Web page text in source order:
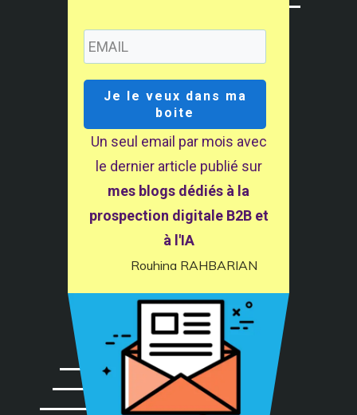
Envoyez la Demande
Je le veux dans ma
boite
Un seul email par mois avec
le dernier article publié sur
mes blogs dédiés à la
prospection digitale B2B et
à l'IA
Rouhina RAHBARIAN